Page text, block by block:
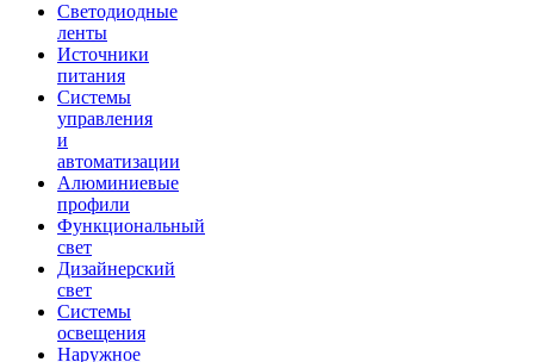
Светодиодные
ленты
Источники
питания
Системы
управления
и
автоматизации
Алюминиевые
профили
Функциональный
свет
Дизайнерский
свет
Системы
освещения
Наружное